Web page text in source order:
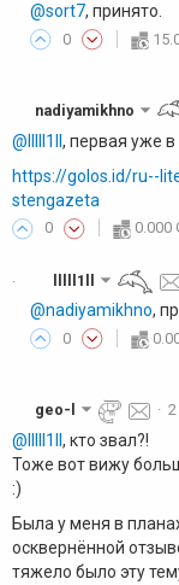
@sort7, принято.
0
nadiyamikhno
@lllll1ll , первая уже в
https://golos.id/ru--
stengazeta
0 0.000
· lllll1ll
@nadiyamikhno,
0
geo-l ·
@lllll1ll, кто звал?!
Тоже вот вижу
:)
Была у меня в
осквернённой
тяжело было эту